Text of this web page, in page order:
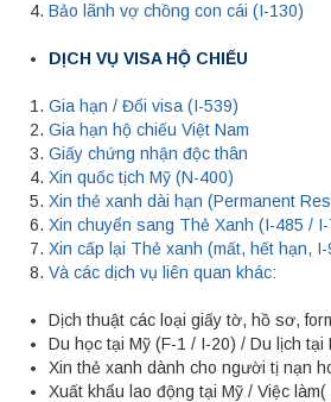
Bảo lãnh vợ chồng con cái (I-130)
DỊCH VỤ VISA HỘ CHIẾU
Gia hạn / Đổi visa (I-539)
Gia hạn hộ chiếu Việt Nam
Giấy chứng nhận độc thân
Xin quốc tịch Mỹ (N-400)
Xin thẻ xanh dài hạn (Permanent
Xin chuyển sang Thẻ Xanh (I-485 /
Xin cấp lại Thẻ xanh (mất, hết hạn, I-
Và các dịch vụ liên quan khác:
Dịch thuật các loại giấy tờ, hồ sơ,
Du học tại Mỹ (F-1 / I-20) / Du lịch
Xin thẻ xanh dành cho người tị nạn
Xuất khẩu lao động tại Mỹ / Việc